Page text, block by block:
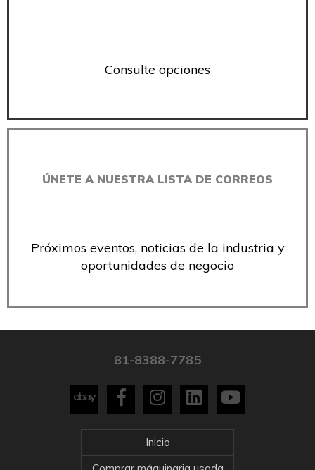
Consulte opciones
ÚNETE A NUESTRA LISTA DE CORREOS
Próximos eventos, noticias de la industria y
oportunidades de negocio
81-8388-7785
Inicio